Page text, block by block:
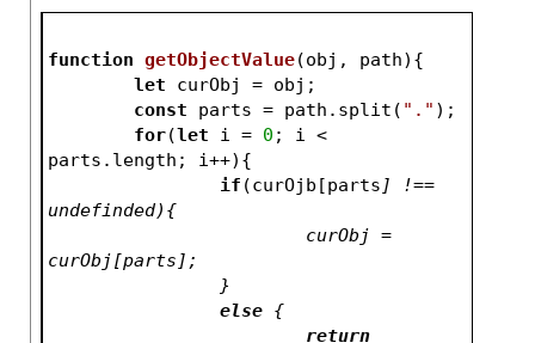
function getObjectValue(obj, path) {
let curObj = obj;
const parts = path.split( "." );
for(let i = 0 ; i <
parts.length; i++){
if (curOjb[parts ] !==
undefinded){
curObj[parts ];
		}
else {
return